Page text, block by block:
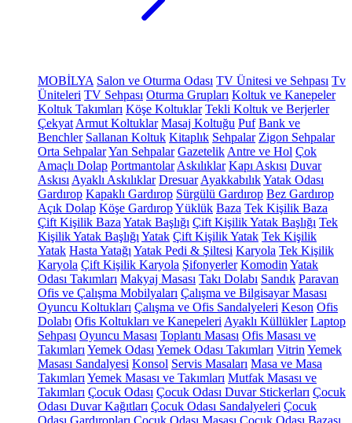
MOBİLYA Salon ve Oturma Odası TV Ünitesi ve Sehpası Tv
Üniteleri TV Sehpası Oturma Grupları Koltuk ve Kanepeler
Koltuk Takımları Köşe Koltuklar Tekli Koltuk ve Berjerler
Çekyat Armut Koltuklar Masaj Koltuğu Puf Bank ve
Benchler Sallanan Koltuk Kitaplık Sehpalar Zigon Sehpalar
Orta SehpalarYan Sehpalar Gazetelik Antre ve Hol Çok
Amaçlı Dolap Portmantolar Askılıklar Kapı Askısı Duvar
Askısı Ayaklı Askılıklar Dresuar AyakkabılıkYatak Odası
Gardırop Kapaklı Gardırop Sürgülü Gardırop Bez Gardırop
Açık Dolap Köşe GardıropYüklük Baza Tek Kişilik Baza
Çift Kişilik Baza Yatak Başlığı Çift Kişilik Yatak Başlığı Tek
Kişilik Yatak Başlığı Yatak Çift Kişilik Yatak Tek Kişilik
Yatak Hasta Yatağı Yatak Pedi & Şiltesi Karyola Tek Kişilik
Karyola Çift Kişilik Karyola Şifonyerler Komodin Yatak
Odası Takımları Makyaj Masası Takı Dolabı Sandık Paravan
Ofis ve Çalışma Mobilyaları Çalışma ve Bilgisayar Masası
Oyuncu Koltukları Çalışma ve Ofis Sandalyeleri Keson Ofis
Dolabı Ofis Koltukları ve Kanepeleri Ayaklı Küllükler Laptop
Sehpası Oyuncu Masası Toplantı Masası Ofis Masası ve
Takımları Yemek Odası Yemek Odası Takımları Vitrin Yemek
Masası Sandalyesi Konsol Servis Masaları Masa ve Masa
Takımları Yemek Masası ve Takımları Mutfak Masası ve
Takımları Çocuk Odası Çocuk Odası Duvar Stickerları Çocuk
Odası Duvar Kağıtları Çocuk Odası Sandalyeleri Çocuk
Odası Gardıropları Çocuk Odası Masası Çocuk Odası Bazası